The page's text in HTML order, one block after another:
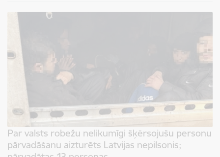
Par valsts robežu nelikumīgi šķērsojušu personu
pārvadāšanu aizturēts Latvijas nepilsonis;